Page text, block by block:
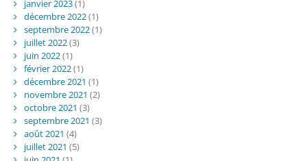
janvier 2023(1)
décembre 2022(1)
septembre 2022(1)
juillet 2022(3)
juin 2022(1)
février 2022(1)
décembre 2021 (1)
novembre 2021 (2)
octobre 2021 (3)
septembre 2021 (3)
août 2021 (4)
juillet 2021 (5)